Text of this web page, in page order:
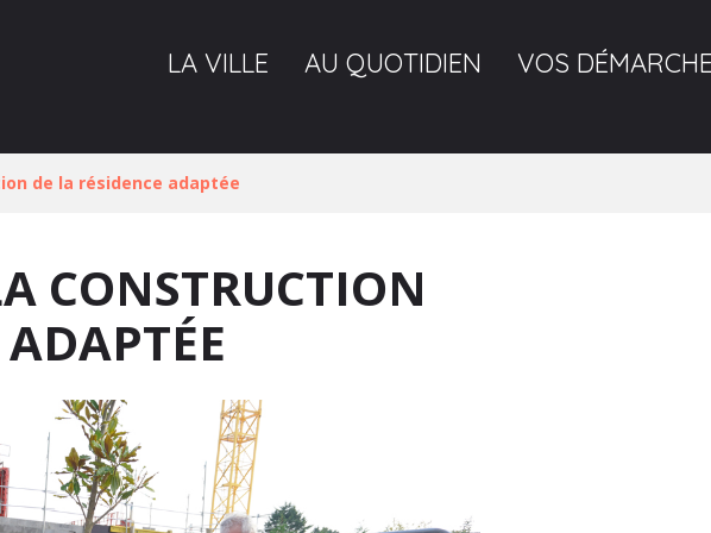
LA VILLE AU QUOTIDIEN VOS
de la résidence adaptée
CONSTRUCTION